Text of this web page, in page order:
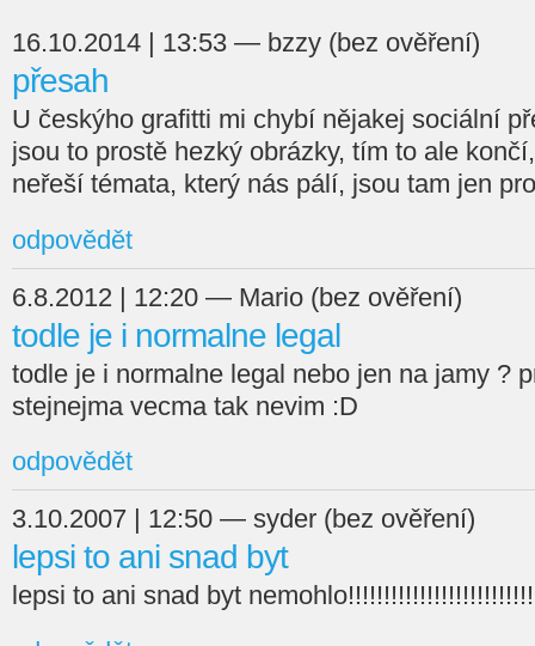
16.10.2014 | 13:53 — bzzy (bez ověření)
přesah
U českýho grafitti mi chybí nějakej sociální
jsou to prostě hezký obrázky, tím to ale
neřeší témata, který nás pálí, jsou tam jen
odpovědět
6.8.2012 | 12:20 — Mario (bez ověření)
todle je i normalne legal
todle je i normalne legal nebo jen na jamy ?
stejnejma vecma tak nevim :D
odpovědět
3.10.2007 | 12:50 — syder (bez ověření)
lepsi to ani snad byt
lepsi to ani snad byt